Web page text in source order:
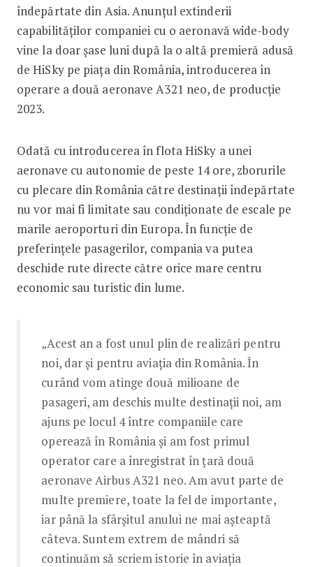
îndepărtate din Asia. Anunțul extinderii
capabilităților companiei cu o aeronavă wide-body
vine la doar șase luni după la o altă premieră adusă
de HiSky pe piața din România, introducerea în
operare a două aeronave A321 neo, de producție
2023.
Odată cu introducerea în flota HiSky a unei
aeronave cu autonomie de peste 14 ore, zborurile
cu plecare din România către destinații îndepărtate
nu vor mai fi limitate sau condiționate de escale pe
marile aeroporturi din Europa. În funcție de
preferințele pasagerilor, compania va putea
deschide rute directe către orice mare centru
economic sau turistic din lume.
„Acest an a fost unul plin de realizări pentru
noi, dar și pentru aviația din România. În
curând vom atinge două milioane de
pasageri, am deschis multe destinații noi, am
ajuns pe locul 4 între companiile care
operează în România și am fost primul
operator care a înregistrat în țară două
aeronave Airbus A321 neo. Am avut parte de
multe premiere, toate la fel de importante,
iar până la sfârșitul anului ne mai așteaptă
câteva. Suntem extrem de mândri să
continuăm să scriem istorie în aviația